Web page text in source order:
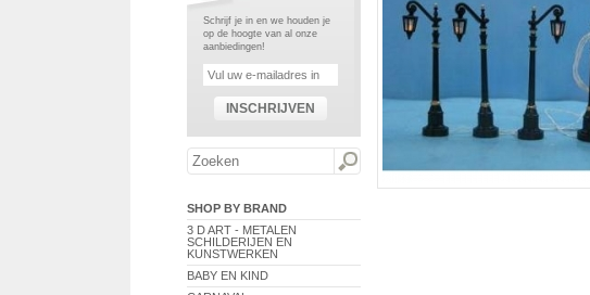
Schrijf je in en we houden je
op de hoogte van al onze
aanbiedingen!
INSCHRIJVEN
SHOP BY BRAND
3 D ART - METALEN
SCHILDERIJEN EN
KUNSTWERKEN
BABY EN KIND